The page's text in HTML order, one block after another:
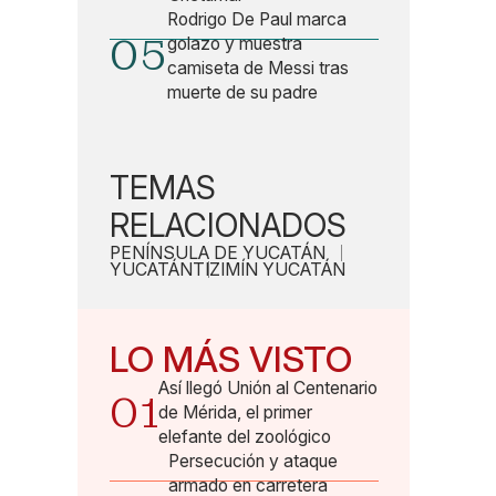
05
Rodrigo De Paul marca
golazo y muestra
camiseta de Messi tras
muerte de su padre
TEMAS
RELACIONADOS
PENÍNSULA DE YUCATÁN
YUCATÁNTIZIMÍN YUCATÁN
LO MÁS VISTO
01Así llegó Unión al Centenario
de Mérida, el primer
elefante del zoológico
Persecución y ataque
armado en carretera